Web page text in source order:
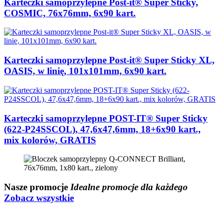
COSMIC, 76x76mm, 6x90 kart.
Karteczki samoprzylepne Post-it® Super Sticky XL,
OASIS, w linię, 101x101mm, 6x90 kart.
Karteczki samoprzylepne POST-IT® Super Sticky
(622-P24SSCOL), 47,6x47,6mm, 18+6x90 kart.,
mix kolorów, GRATIS
Nasze promocje Idealne promocje dla każdego
Zobacz wszystkie